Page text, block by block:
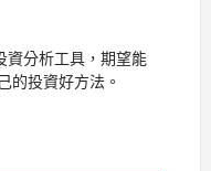
資分析工具，期望能
的投資好方法。